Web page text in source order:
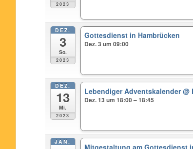
2023
DEZ.
3
So.
2023
Gottesdienst in Hambrücken
Dez. 3 um 09:00
DEZ.
13
Mi.
2023
Lebendiger Adventskalender@
Dez. 13 um 18:00 – 18:45
JAN.
Mitgestaltung am Gottesdienst